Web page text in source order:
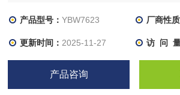
产品型号：YBW7623 厂商性质
更新时间： 2025-11-27 访 问 量
产品咨询